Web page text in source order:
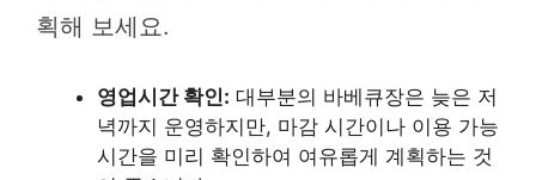
획해 보세요.
영업시간 확인: 대부분의 바베큐장은 늦은 저
녁까지 운영하지만, 마감 시간이나 이용 가능
시간을 미리 확인하여 여유롭게 계획하는 것